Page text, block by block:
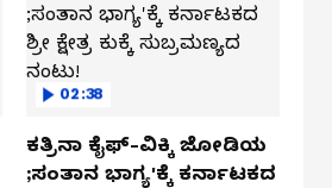
02:38
ಕತ್ರಿನಾ ಕೈಫ್-ವಿಕ್ಕಿ ಜೋಡಿಯ
;ಸಂತಾನ ಭಾಗ್ಯ'ಕ್ಕೆ ಕರ್ನಾಟಕದ